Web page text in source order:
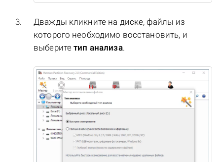
Дважды кликните на диске, файлы из
которого необходимо восстановить, и
выберитетип анализа.